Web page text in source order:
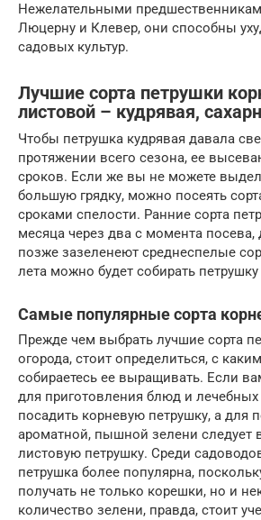
Нежелательными
Люцерну и Клевер, они способны
садовых культур.
Лучшие сорта петрушки
листовой – кудрявая,
Чтобы петрушка кудрявая давала
протяжении всего сезона, ее
сроков. Если же вы не можете
большую грядку, можно посеять
сроками спелости. Ранние сорта
месяца через два с момента
позже зазеленеют среднеспелые
лета можно будет собирать
Самые популярные сорта
Прежде чем выбрать лучшие сорта
огорода, стоит определиться, с
собираетесь ее выращивать. Если
для приготовления блюд и лечебных
посадить корневую петрушку, а для
ароматной, пышной зелени следует
листовую петрушку. Среди
петрушка более популярна,
получать не только корешки, но и
количество зелени, правда, стоит